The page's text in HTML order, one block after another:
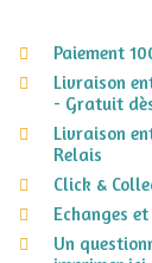
Paiement
Livraison
- Gratuit
Livraison
Relais
Click &
Echanges
Un